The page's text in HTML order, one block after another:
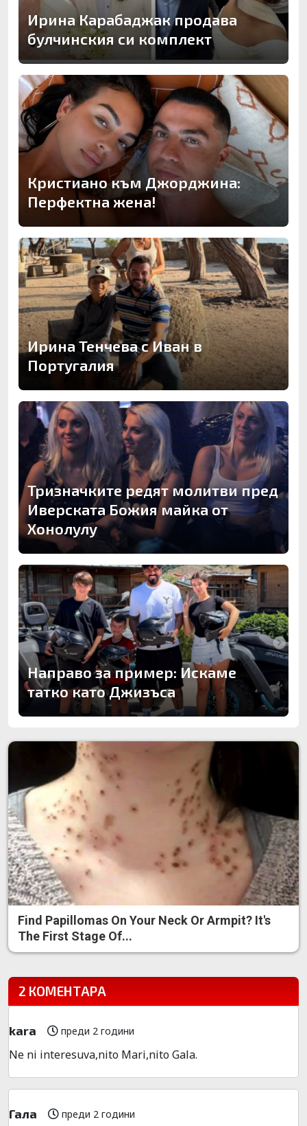
Ирина Карабаджак продава
булчинския си комплект
Кристиано към Джорджина:
Перфектна жена!
Ирина Тенчева с Иван в
Португалия
Тризначките редят молитви пред
Иверската Божия майка от
Хонолулу
Направо за пример: Искаме
татко като Джизъса
Find Papillomas On Your Neck Or Armpit? It's
The First Stage Of...
2 КОМЕНТАРА
kara преди 2 години
Ne ni interesuva,nito Mari,nito Gala.
Гала преди 2 години